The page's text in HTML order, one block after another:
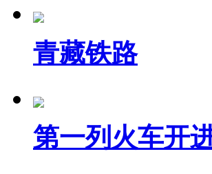
青藏铁路
第一列火车开